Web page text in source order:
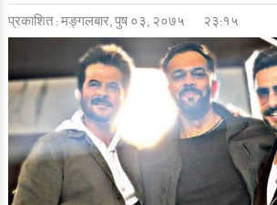
प्रकाशित : मङ्गलबार, पुष ०३, २०७५ २३:१५